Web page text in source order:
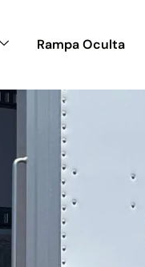
Rampa Oculta